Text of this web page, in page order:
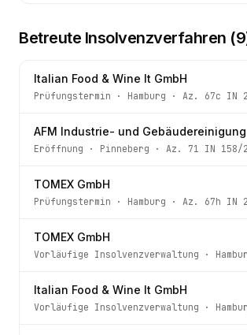
Betreute Insolvenzverfahren (9
Italian Food & Wine It GmbH
Prüfungstermin · Hamburg · Az. 67c IN 264/
Eröffnung · Pinneberg · Az. 71 IN 158/
TOMEX GmbH
Prüfungstermin · Hamburg · Az. 67h IN 229/
TOMEX GmbH
Vorläufige Insolvenzverwaltung ·
Italian Food & Wine It GmbH
Vorläufige Insolvenzverwaltung ·